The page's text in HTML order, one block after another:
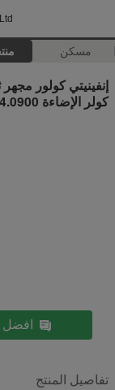
مسكن
إنفينيتي كولور
كولر الإضاءة A14.0900
تفاصيل المنتج